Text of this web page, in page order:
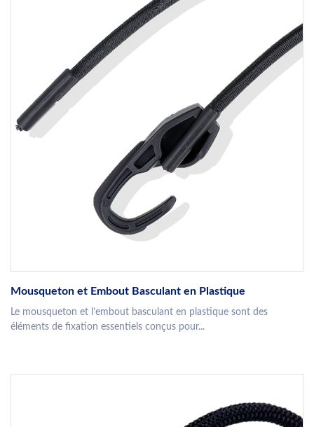
Mousqueton et Embout Basculant en Plastique
Le mousqueton et l’embout basculant en plastique sont des
éléments de fixation essentiels conçus pour...